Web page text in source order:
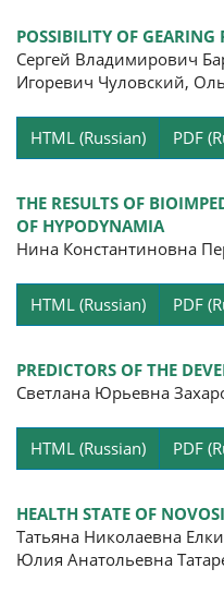
POSSIBILITY OF
Сергей Владимирович
Игоревич Чуловский,
HTML (Russian) PDF
THE RESULTS OF
OF HYPODYNAMIA
Нина Константиновна
HTML (Russian) PDF
PREDICTORS OF THE
Светлана Юрьевна
HTML (Russian) PDF
HEALTH STATE OF
Татьяна Николаевна
Юлия Анатольевна